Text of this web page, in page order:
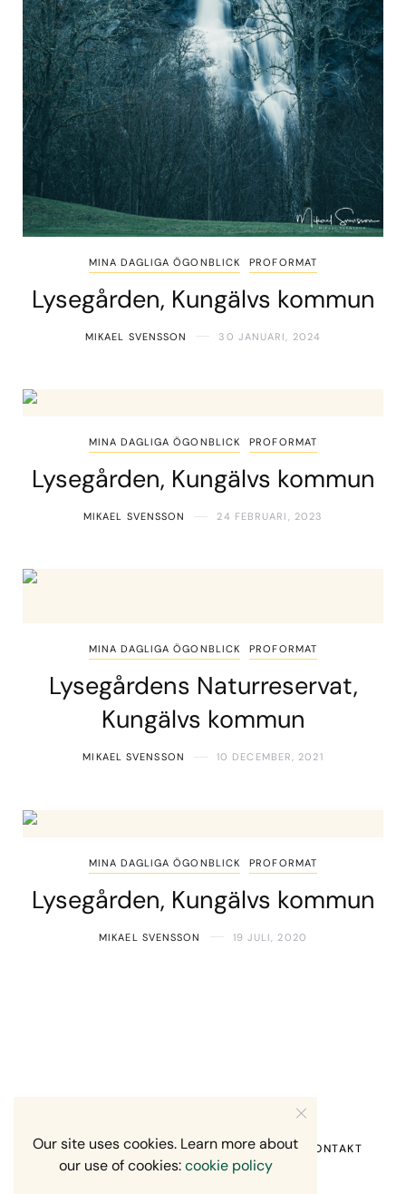
MINA DAGLIGA ÖGONBLICK PROFORMAT
Lysegården, Kungälvs kommun
MIKAEL SVENSSON 30 JANUARI, 2024
MINA DAGLIGA ÖGONBLICK PROFORMAT
Lysegården, Kungälvs kommun
MIKAEL SVENSSON 24 FEBRUARI, 2023
MINA DAGLIGA ÖGONBLICK PROFORMAT
Lysegårdens Naturreservat,
Kungälvs kommun
MIKAEL SVENSSON 10 DECEMBER, 2021
MINA DAGLIGA ÖGONBLICK PROFORMAT
Lysegården, Kungälvs kommun
MIKAEL SVENSSON 19 JULI, 2020
HEM OM MIG RECENSION OM MIG KONTAKT
Our site uses cookies. Learn more about
our use of cookies:cookie policy